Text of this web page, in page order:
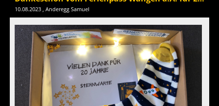
10.08.2023 , Anderegg Samuel